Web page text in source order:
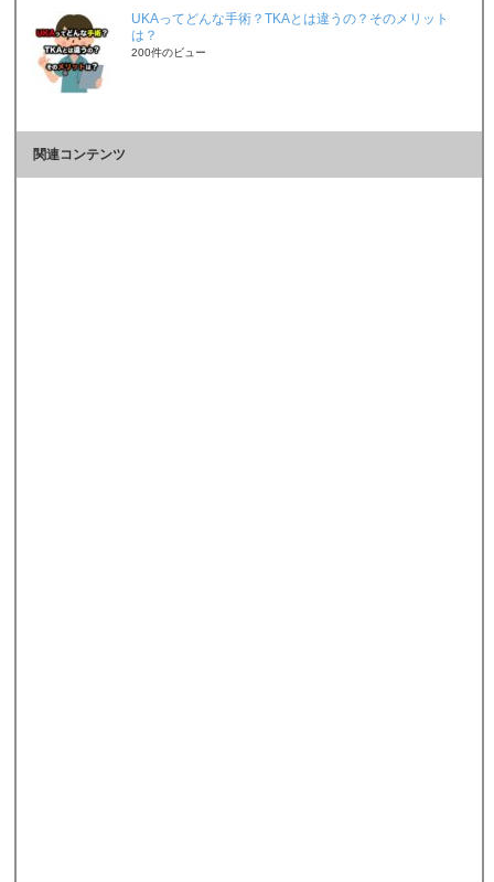
UKAってどんな手術？TKAとは違うの？そのメリット
は？
200件のビュー
関連コンテンツ